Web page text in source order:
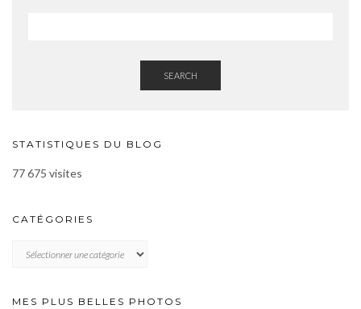
SEARCH
STATISTIQUES DU BLOG
77 675 visites
CATÉGORIES
MES PLUS BELLES PHOTOS